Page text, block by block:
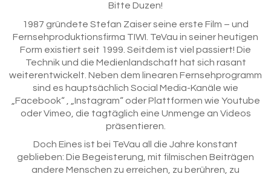
Bitte Duzen!
1987 gründete Stefan Zaiser seine erste Film – und
Fernsehproduktionsfirma TIWI. TeVau in seiner heutigen
Form existiert seit 1999. Seitdem ist viel passiert! Die
Technik und die Medienlandschaft hat sich rasant
weiterentwickelt. Neben dem linearen Fernsehprogramm
sind es hauptsächlich Social Media-Kanäle wie
„Facebook“ , „Instagram“ oder Plattformen wie Youtube
oder Vimeo, die tagtäglich eine Unmenge an Videos
präsentieren.
Doch Eines ist bei TeVau all die Jahre konstant
geblieben: Die Begeisterung, mit filmischen Beiträgen
andere Menschen zu erreichen, zu berühren, zu